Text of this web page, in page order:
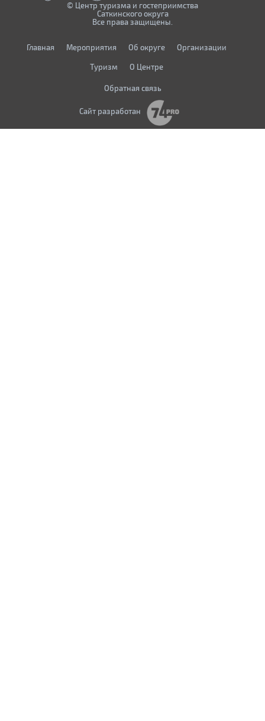
© Центр туризма и гостеприимства
Саткинского округа
Все права защищены.
Главная Мероприятия Об округе Организации
Туризм О Центре
Обратная связь
Сайт разработан